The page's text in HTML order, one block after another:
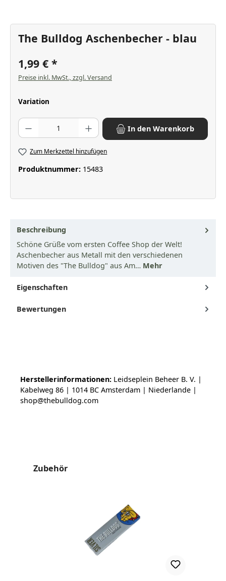
The Bulldog Aschenbecher - blau
1,99 €
Preise inkl. MwSt., zzgl. Versand
Variation
Produkt Anzahl: Gib den gewünschten Wert ein oder benutze die
In den Warenkorb
Zum Merkzettel hinzufügen
Produktnummer: 15483
Beschreibung
Schöne Grüße vom ersten Coffee Shop der Welt!
Aschenbecher aus Metall mit den verschiedenen
Motiven des "The Bulldog" aus Am… Mehr
Eigenschaften
Bewertungen
Herstellerinformationen: Leidseplein Beheer B. V. |
Kabelweg 86 | 1014 BC Amsterdam | Niederlande |
shop@thebulldog.com
Produktgalerie überspringen
Zubehör